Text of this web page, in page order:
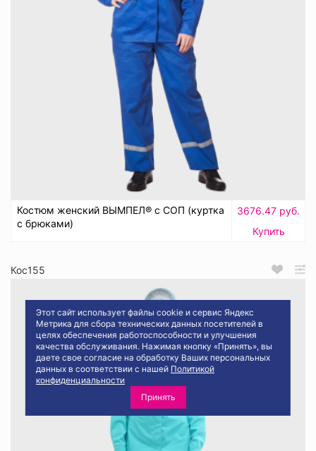
Этот сайт использует файлы cookie и сервис Яндекс
Метрика для сбора технических данных посетителей в
целях обеспечения работоспособности и улучшения
качества обслуживания. Нажимая кнопку «Принять», вы
даете свое согласие на обработку Ваших персональных
данных в соответствии с нашей Политикой
конфиденциальности
Принять
Костюм женский ВЫМПЕЛ® с СОП (куртка
с брюками)
3676.47 руб.
Купить
Кос155